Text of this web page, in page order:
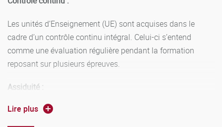
Les unités d’Enseignement (UE) sont acquises dans le
cadre d’un contrôle continu intégral. Celui-ci s’entend
comme une évaluation régulière pendant la formation
reposant sur plusieurs épreuves.
Assiduité :
L’assiduité est un élément important du contrat
pédagogique pour la réussite de l’étudiant. L’obligation
Lire plus